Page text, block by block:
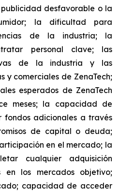
desfavorable o la
la dificultad para
de la industria; la
personal clave; las
de la industria y las
y comerciales de ZenaTech;
esperados de ZenaTech
meses; la capacidad de
fondos adicionales a través
de capital o deuda;
en el mercado; la
cualquier adquisición
en los mercados objetivo;
capacidad de acceder